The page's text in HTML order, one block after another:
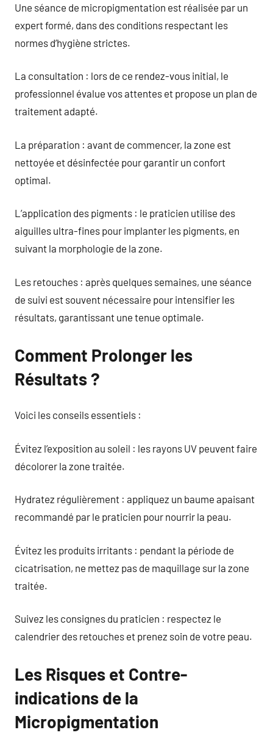
Une séance de micropigmentation est réalisée par un
expert formé, dans des conditions respectant les
normes d’hygiène strictes.
La consultation : lors de ce rendez-vous initial, le
professionnel évalue vos attentes et propose un plan de
traitement adapté.
La préparation : avant de commencer, la zone est
nettoyée et désinfectée pour garantir un confort
optimal.
L’application des pigments : le praticien utilise des
aiguilles ultra-fines pour implanter les pigments, en
suivant la morphologie de la zone.
Les retouches : après quelques semaines, une séance
de suivi est souvent nécessaire pour intensifier les
résultats, garantissant une tenue optimale.
Comment Prolonger les
Résultats ?
Voici les conseils essentiels :
Évitez l’exposition au soleil : les rayons UV peuvent faire
décolorer la zone traitée.
Hydratez régulièrement : appliquez un baume apaisant
recommandé par le praticien pour nourrir la peau.
Évitez les produits irritants : pendant la période de
cicatrisation, ne mettez pas de maquillage sur la zone
traitée.
Suivez les consignes du praticien : respectez le
calendrier des retouches et prenez soin de votre peau.
Les Risques et Contre-
indications de la
Micropigmentation